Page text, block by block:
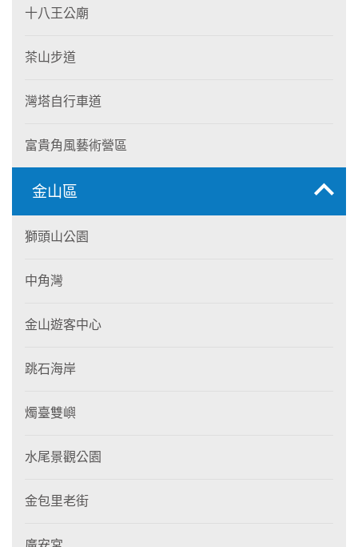
十八王公廟
茶山步道
灣塔自行車道
富貴角風藝術營區
金山區
獅頭山公園
中角灣
金山遊客中心
跳石海岸
燭臺雙嶼
水尾景觀公園
金包里老街